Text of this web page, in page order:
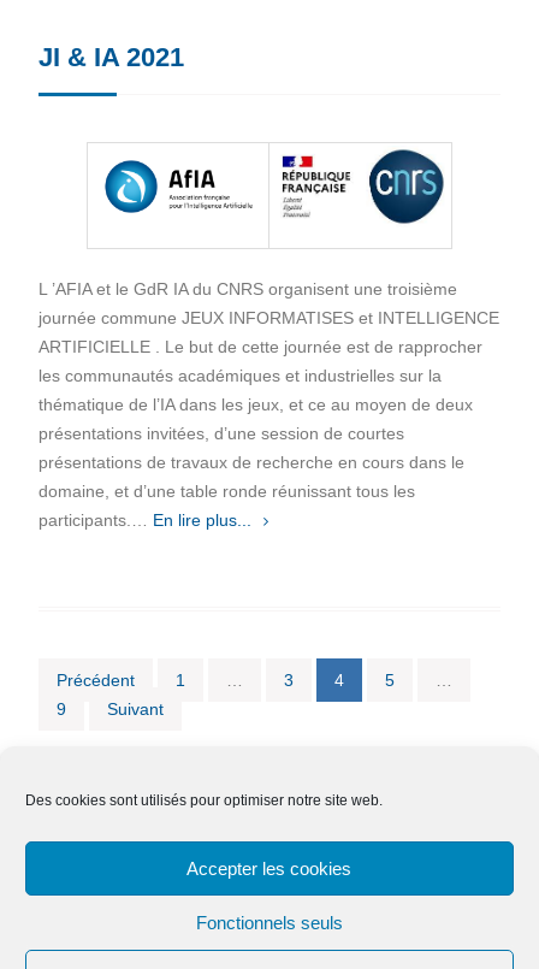
Des cookies sont utilisés pour optimiser notre site web.
Accepter les cookies
Fonctionnels seuls
JI & IA 2021
L ’AFIA et le GdR IA du CNRS organisent une troisième
journée commune JEUX INFORMATISES et INTELLIGENCE
ARTIFICIELLE . Le but de cette journée est de rapprocher
les communautés académiques et industrielles sur la
thématique de l’IA dans les jeux, et ce au moyen de deux
présentations invitées, d’une session de courtes
présentations de travaux de recherche en cours dans le
domaine, et d’une table ronde réunissant tous les
participants.… En lire plus...
Pagination
des
Précédent 1 3 4 5
9
Suivant
Nous contacter Adhésion Mentions légales
Effacer ses données